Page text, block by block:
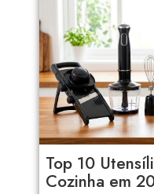
Top 10
Cozinha em